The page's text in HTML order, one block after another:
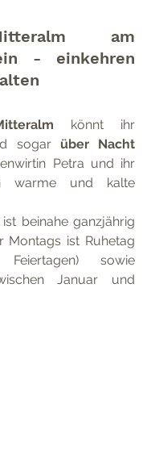
am
- einkehren
könnt ihr
sogar über Nacht
Petra und ihr
warme und kalte
beinahe ganzjährig
Montags ist Ruhetag
sowie
Januar und